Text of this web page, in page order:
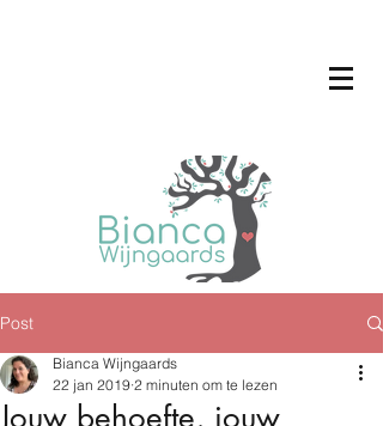
Post
Jouw behoefte, jouw
Bianca Wijngaards
22 jan 2019 2 minuten om te lezen